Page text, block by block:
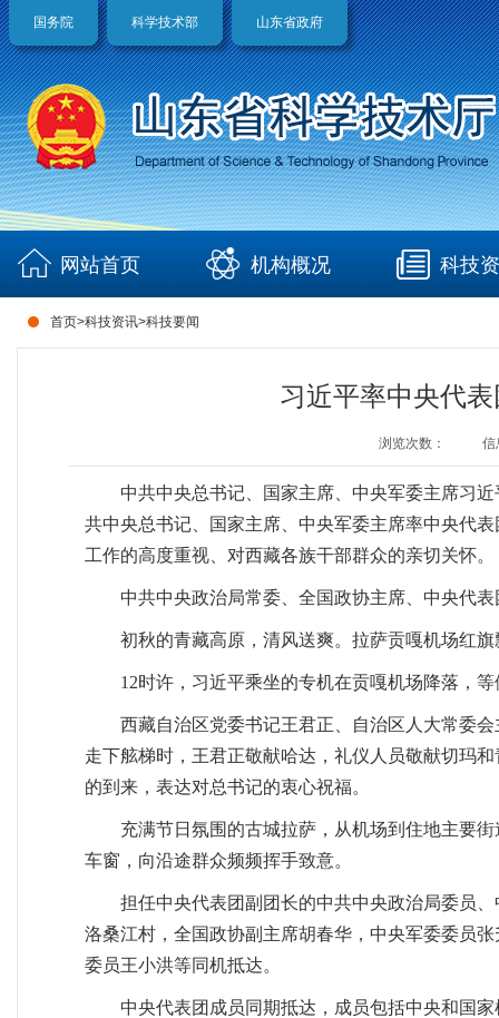
国务院 科学技术部 山东省政府
网站首页 机构概况 科技
首页>科技资讯>科技要闻
习近平率中央代
浏览次数： 信
中共中央总书记、国家主席、中央军委主席习
共中央总书记、国家主席、中央军委主席率中央代
工作的高度重视、对西藏各族干部群众的亲切关怀。
中共中央政治局常委、全国政协主席、中央代
初秋的青藏高原，清风送爽。拉萨贡嘎机场红
12时许，习近平乘坐的专机在贡嘎机场降落，
西藏自治区党委书记王君正、自治区人大常委
走下舷梯时，王君正敬献哈达，礼仪人员敬献切玛
的到来，表达对总书记的衷心祝福。
充满节日氛围的古城拉萨，从机场到住地主要
车窗，向沿途群众频频挥手致意。
担任中央代表团副团长的中共中央政治局委员
洛桑江村，全国政协副主席胡春华，中央军委委员
委员王小洪等同机抵达。
中央代表团成员同期抵达，成员包括中央和国